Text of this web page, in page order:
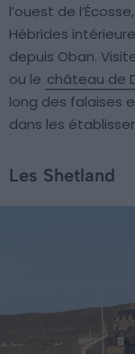
l’ouest de
Hébrides
depuis Oban.
ou le château de
long des falaises
dans les
Les Shetland